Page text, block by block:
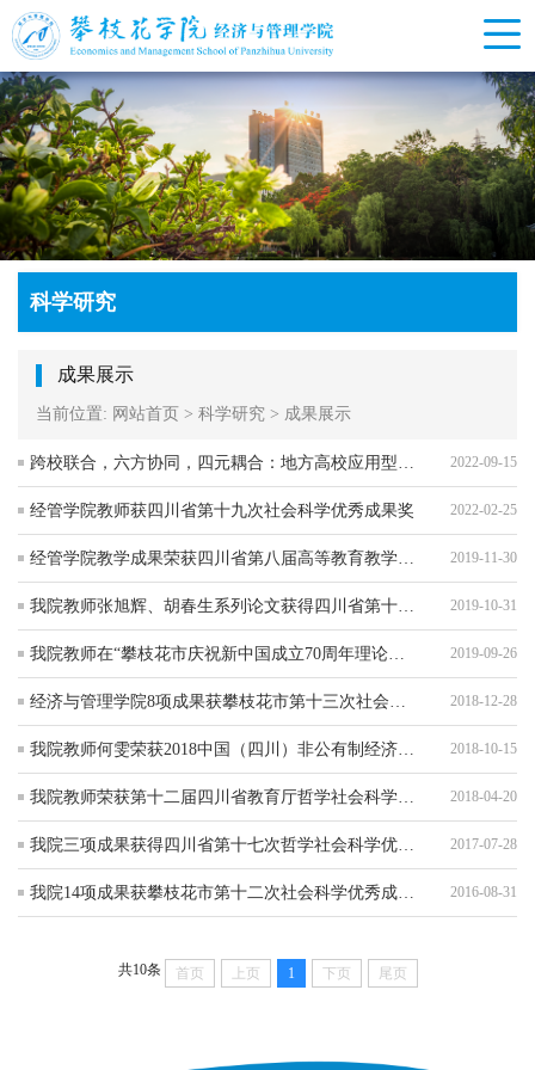
科学研究
成果展示
当前位置: 网站首页 > 科学研究 > 成果展示
2022-09-15
经管学院教师获四川省第十九次社会科学优秀成果奖 2022-02-25
2019-11-30
2019-10-31
2019-09-26
2018-12-28
2018-10-15
2018-04-20
2017-07-28
2016-08-31
共10条 首页 上页 1 下页 尾页